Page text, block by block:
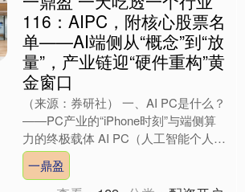
116：AIPC，附核心股票名
单——AI端侧从“概念”到“放
量”，产业链迎“硬件重构”黄
金窗口
（来源：券研社） 一、AI PC是什么？
——PC产业的“iPhone时刻”与端侧算
力的终极载体 AI PC（人工智能个人计
算机），是指搭载专用神经网络处理
器，能....
一鼎盈